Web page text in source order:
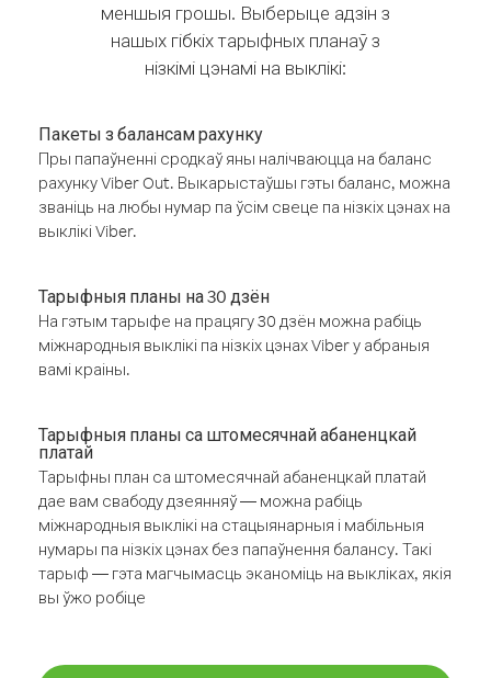
меншыя грошы. Выберыце адзін з
нашых гібкіх тарыфных планаў з
нізкімі цэнамі на выклікі:
Пакеты з балансам рахунку
Пры папаўненні сродкаў яны налічваюцца на баланс
рахунку Viber Out. Выкарыстаўшы гэты баланс, можна
званіць на любы нумар па ўсім свеце па нізкіх цэнах на
выклікі Viber.
Тарыфныя планы на 30 дзён
На гэтым тарыфе на працягу 30 дзён можна рабіць
міжнародныя выклікі па нізкіх цэнах Viber у абраныя
вамі краіны.
Тарыфныя планы са штомесячнай абаненцкай
платай
Тарыфны план са штомесячнай абаненцкай платай
дае вам свабоду дзеянняў — можна рабіць
міжнародныя выклікі на стацыянарныя і мабільныя
нумары па нізкіх цэнах без папаўнення балансу. Такі
тарыф — гэта магчымасць эканоміць на выкліках, якія
вы ўжо робіце